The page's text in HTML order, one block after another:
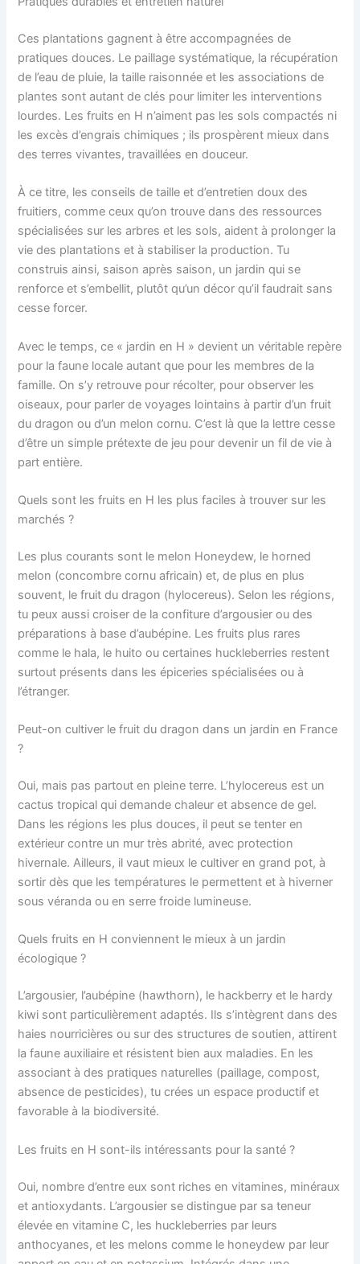
Ces plantations gagnent à être accompagnées de
pratiques douces. Le paillage systématique, la récupération
de l’eau de pluie, la taille raisonnée et les associations de
plantes sont autant de clés pour limiter les interventions
lourdes. Les fruits en H n’aiment pas les sols compactés ni
les excès d’engrais chimiques ; ils prospèrent mieux dans
des terres vivantes, travaillées en douceur.
À ce titre, les conseils de taille et d’entretien doux des
fruitiers, comme ceux qu’on trouve dans des ressources
spécialisées sur les arbres et les sols, aident à prolonger la
vie des plantations et à stabiliser la production. Tu
construis ainsi, saison après saison, un jardin qui se
renforce et s’embellit, plutôt qu’un décor qu’il faudrait sans
cesse forcer.
Avec le temps, ce « jardin en H » devient un véritable repère
pour la faune locale autant que pour les membres de la
famille. On s’y retrouve pour récolter, pour observer les
oiseaux, pour parler de voyages lointains à partir d’un fruit
du dragon ou d’un melon cornu. C’est là que la lettre cesse
d’être un simple prétexte de jeu pour devenir un fil de vie à
part entière.
Quels sont les fruits en H les plus faciles à trouver sur les
marchés ?
Les plus courants sont le melon Honeydew, le horned
melon (concombre cornu africain) et, de plus en plus
souvent, le fruit du dragon (hylocereus). Selon les régions,
tu peux aussi croiser de la confiture d’argousier ou des
préparations à base d’aubépine. Les fruits plus rares
comme le hala, le huito ou certaines huckleberries restent
surtout présents dans les épiceries spécialisées ou à
l’étranger.
Peut-on cultiver le fruit du dragon dans un jardin en France
?
Oui, mais pas partout en pleine terre. L’hylocereus est un
cactus tropical qui demande chaleur et absence de gel.
Dans les régions les plus douces, il peut se tenter en
extérieur contre un mur très abrité, avec protection
hivernale. Ailleurs, il vaut mieux le cultiver en grand pot, à
sortir dès que les températures le permettent et à hiverner
sous véranda ou en serre froide lumineuse.
Quels fruits en H conviennent le mieux à un jardin
écologique ?
L’argousier, l’aubépine (hawthorn), le hackberry et le hardy
kiwi sont particulièrement adaptés. Ils s’intègrent dans des
haies nourricières ou sur des structures de soutien, attirent
la faune auxiliaire et résistent bien aux maladies. En les
associant à des pratiques naturelles (paillage, compost,
absence de pesticides), tu crées un espace productif et
favorable à la biodiversité.
Les fruits en H sont-ils intéressants pour la santé ?
Oui, nombre d’entre eux sont riches en vitamines, minéraux
et antioxydants. L’argousier se distingue par sa teneur
élevée en vitamine C, les huckleberries par leurs
anthocyanes, et les melons comme le honeydew par leur